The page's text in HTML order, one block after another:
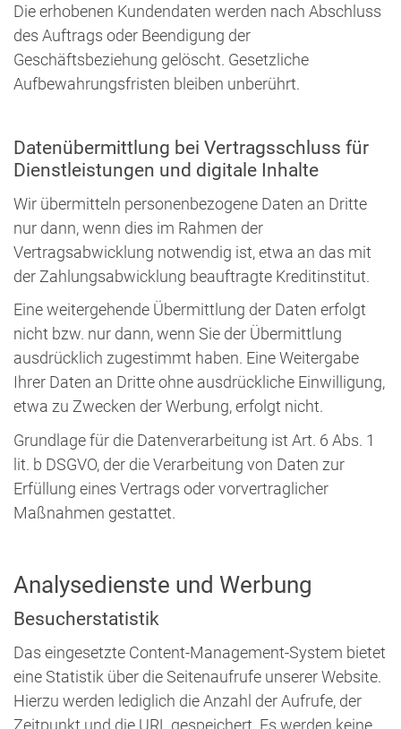
Die erhobenen Kundendaten werden nach Abschluss
des Auftrags oder Beendigung der
Geschäftsbeziehung gelöscht. Gesetzliche
Aufbewahrungsfristen bleiben unberührt.
Datenübermittlung bei Vertragsschluss für
Dienstleistungen und digitale Inhalte
Wir übermitteln personenbezogene Daten an Dritte
nur dann, wenn dies im Rahmen der
Vertragsabwicklung notwendig ist, etwa an das mit
der Zahlungsabwicklung beauftragte Kreditinstitut.
Eine weitergehende Übermittlung der Daten erfolgt
nicht bzw. nur dann, wenn Sie der Übermittlung
ausdrücklich zugestimmt haben. Eine Weitergabe
Ihrer Daten an Dritte ohne ausdrückliche Einwilligung,
etwa zu Zwecken der Werbung, erfolgt nicht.
Grundlage für die Datenverarbeitung ist Art. 6 Abs. 1
lit. b DSGVO, der die Verarbeitung von Daten zur
Erfüllung eines Vertrags oder vorvertraglicher
Maßnahmen gestattet.
Analysedienste und Werbung
Besucherstatistik
Das eingesetzte Content-Management-System bietet
eine Statistik über die Seitenaufrufe unserer Website.
Hierzu werden lediglich die Anzahl der Aufrufe, der
Zeitpunkt und die URL gespeichert. Es werden keine